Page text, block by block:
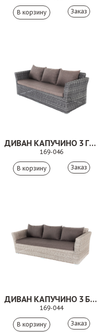
Заказ
ДИВАН КАПУЧИНО 3 ГРАФИТ
169-046
Заказ
ДИВАН КАПУЧИНО 3 БЕЖЕВЫЙ
169-044
Заказ